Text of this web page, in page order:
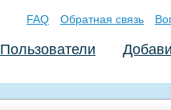
FAQ Обратная связь
Пользователи